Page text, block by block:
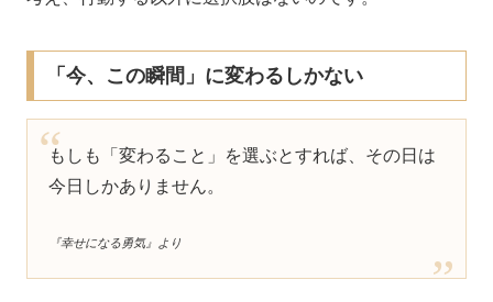
「今、この瞬間」に変わるしかない
もしも「変わること」を選ぶとすれば、その日は
今日しかありません。
『幸せになる勇気』より